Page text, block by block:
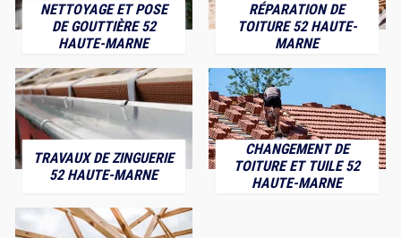
NETTOYAGE ET POSE
DE GOUTTIÈRE 52
HAUTE-MARNE
RÉPARATION DE
TOITURE 52 HAUTE-
MARNE
TRAVAUX DE ZINGUERIE
52 HAUTE-MARNE
CHANGEMENT DE
TOITURE ET TUILE 52
HAUTE-MARNE